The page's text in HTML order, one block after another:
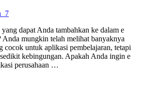
dapat Anda tambahkan ke dalam e
mungkin telah melihat banyaknya
cocok untuk aplikasi pembelajaran, tetapi
kebingungan. Apakah Anda ingin e
perusahaan …